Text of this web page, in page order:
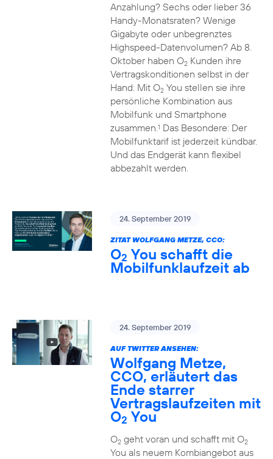
Anzahlung? Sechs oder lieber 36
Handy-Monatsraten? Wenige
Gigabyte oder unbegrenztes
Highspeed-Datenvolumen? Ab 8.
Oktober haben O2Kunden ihre
Vertragskonditionen selbst in der
Hand: Mit O2You stellen sie ihre
persönliche Kombination aus
Mobilfunk und Smartphone
zusammen.1 Das Besondere: Der
Mobilfunktarif ist jederzeit kündbar.
Und das Endgerät kann flexibel
abbezahlt werden.
24. September 2019
ZITAT WOLFGANG METZE, CCO:
O2 You schafft die
Mobilfunklaufzeit ab
24. September 2019
AUF TWITTER ANSEHEN:
Wolfgang Metze,
CCO, erläutert das
Ende starrer
Vertragslaufzeiten mit
O2 You
O2geht voran und schafft mit O2
You als neuem Kombiangebot aus